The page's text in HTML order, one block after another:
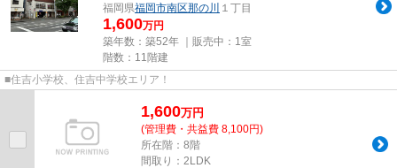
福岡県福岡市南区那の川 １丁目
1,600万円
築年数：築52年 ｜販売中： 1室
階数：11階建
■住吉小学校、住吉中学校エリア！
1,600万円
(管理費・共益費 8,100円)
所在階：8階
間取り：2LDK